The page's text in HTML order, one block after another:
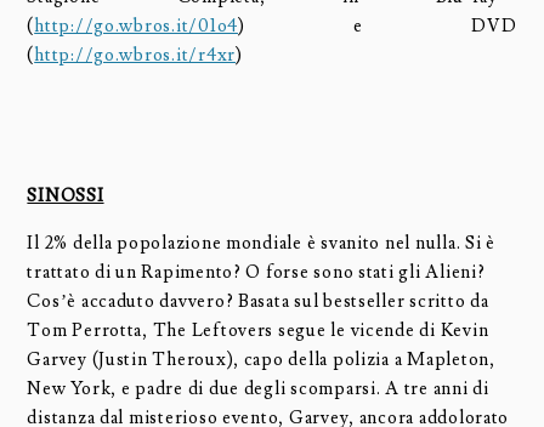
(http://go.wbros.it/01o4) e DVD
(http://go.wbros.it/r4xr)
SINOSSI
Il 2% della popolazione mondiale è svanito nel nulla. Si è
trattato di un Rapimento? O forse sono stati gli Alieni?
Cos’è accaduto davvero? Basata sul bestseller scritto da
Tom Perrotta, The Leftovers segue le vicende di Kevin
Garvey (Justin Theroux), capo della polizia a Mapleton,
New York, e padre di due degli scomparsi. A tre anni di
distanza dal misterioso evento, Garvey, ancora addolorato